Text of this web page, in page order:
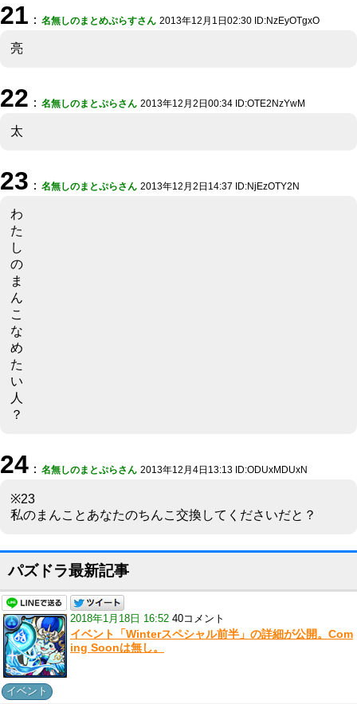
21 ： 名無しのまとめぷらすさん 2013年12月1日02:30 ID:NzEyOTgxO
亮
22 ： 名無しのまとぷらさん 2013年12月2日00:34 ID:OTE2NzYwM
太
23 ： 名無しのまとぷらさん 2013年12月2日14:37 ID:NjEzOTY2N
わ
た
し
の
ま
ん
こ
な
め
た
い
人
？
24 ： 名無しのまとぷらさん 2013年12月4日13:13 ID:ODUxMDUxN
※23
私のまんことあなたのちんこ交換してくださいだと？
パズドラ最新記事
2018年1月18日 16:52 40コメント
イベント「Winterスペシャル前半」の詳細が公開。Com
ing Soonは無し。
イベント